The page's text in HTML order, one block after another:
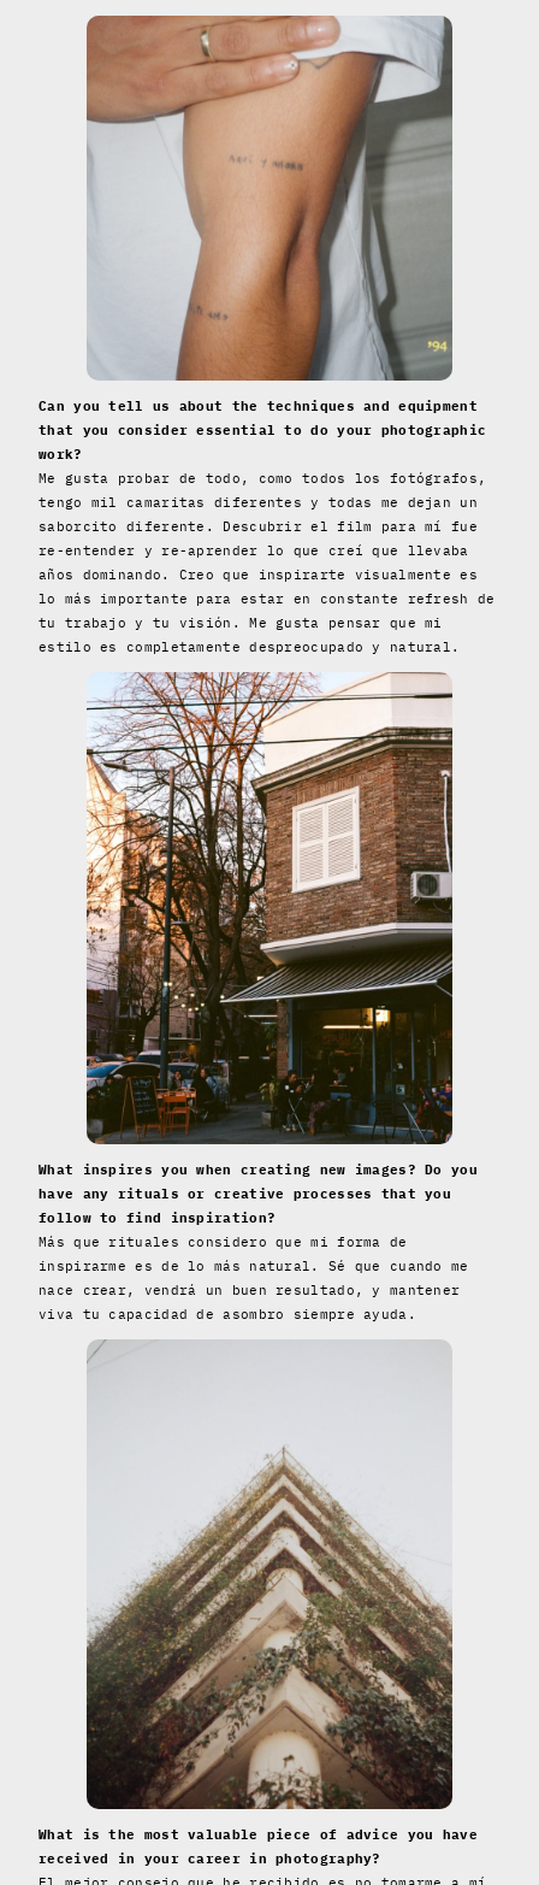
Can you tell us about the techniques and equipment
that you consider essential to do your photographic
work?
Me gusta probar de todo, como todos los fotógrafos,
tengo mil camaritas diferentes y todas me dejan un
saborcito diferente. Descubrir el film para mí fue
re-entender y re-aprender lo que creí que llevaba
años dominando. Creo que inspirarte visualmente es
lo más importante para estar en constante refresh de
tu trabajo y tu visión. Me gusta pensar que mi
estilo es completamente despreocupado y natural.
What inspires you when creating new images? Do you
have any rituals or creative processes that you
follow to find inspiration?
Más que rituales considero que mi forma de
inspirarme es de lo más natural. Sé que cuando me
nace crear, vendrá un buen resultado, y mantener
viva tu capacidad de asombro siempre ayuda.
What is the most valuable piece of advice you have
received in your career in photography?